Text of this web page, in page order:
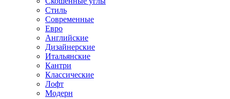
Стиль
Современные
Евро
Английские
Дизайнерские
Итальянские
Кантри
Классические
Лофт
Модерн